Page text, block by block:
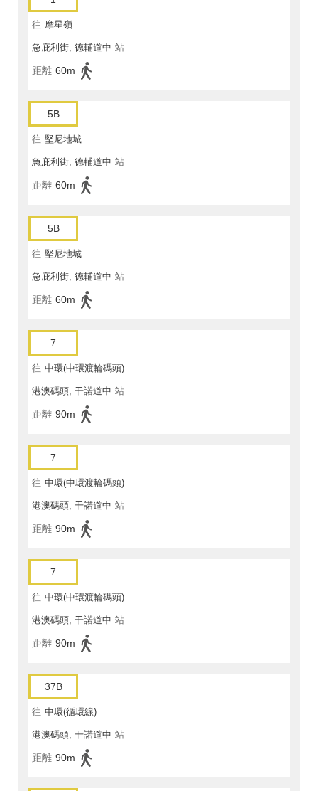
往 摩星嶺
急庇利街, 德輔道中 站
距離 60m
5B
往 堅尼地城
急庇利街, 德輔道中 站
距離 60m
5B
往 堅尼地城
急庇利街, 德輔道中 站
距離 60m
7
往 中環(中環渡輪碼頭)
港澳碼頭, 干諾道中 站
距離 90m
7
往 中環(中環渡輪碼頭)
港澳碼頭, 干諾道中 站
距離 90m
7
往 中環(中環渡輪碼頭)
港澳碼頭, 干諾道中 站
距離 90m
37B
往 中環(循環線)
港澳碼頭, 干諾道中 站
距離 90m